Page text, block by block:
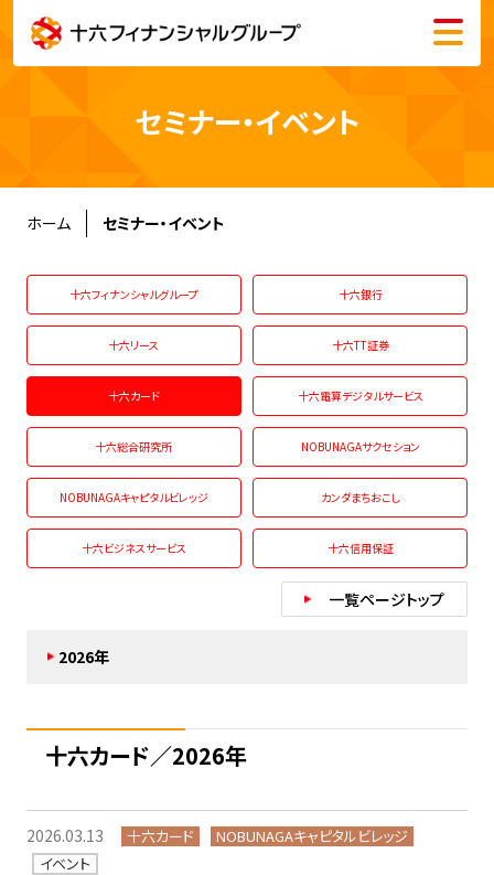
メニュー
会社情報
株主・投資家情報
サステナビリティ
採用情報
English
セミナー・イベント
ホーム セミナー・イベント
十六フィナンシャルグループ 十六銀行
十六リース 十六TT証券
十六カード 十六電算デジタルサービス
十六総合研究所 NOBUNAGAサクセション
NOBUNAGAキャピタルビレッジ カンダまちおこし
十六ビジネスサービス 十六信用保証
一覧ページトップ
2026年
十六カード／2026年
2026.03.13 十六カード
NOBUNAGAキャピタルビレッジ
イベント